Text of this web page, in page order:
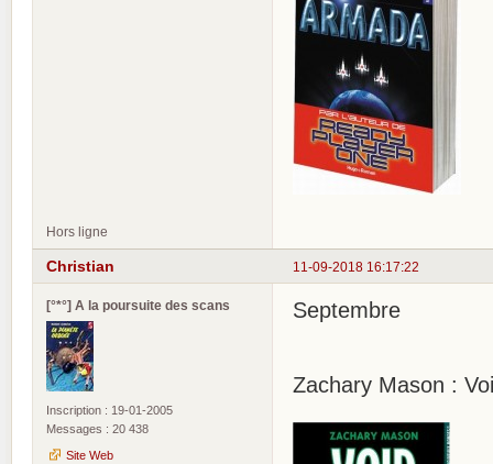
Hors ligne
11-09-2018 16:17:22
Christian
[°*°] A la poursuite des scans
Inscription : 19-01-2005
Messages : 20 438
Site Web
Septembre
Zachary Mason :